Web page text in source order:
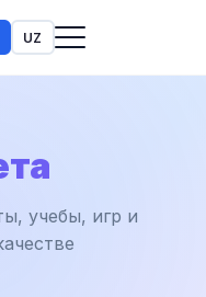
UZ
учебы, игр и